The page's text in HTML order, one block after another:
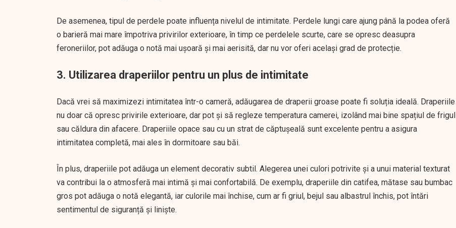
De asemenea, tipul de perdele poate influența nivelul de intimitate. Perdele lungi care ajung până la podea oferă
o barieră mai mare împotriva privirilor exterioare, în timp ce perdelele scurte, care se opresc deasupra
feroneriilor, pot adăuga o notă mai ușoară și mai aerisită, dar nu vor oferi același grad de protecție.
3. Utilizarea draperiilor pentru un plus de intimitate
Dacă vrei să maximizezi intimitatea într-o cameră, adăugarea de draperii groase poate fi soluția ideală. Draperiile
nu doar că opresc privirile exterioare, dar pot și să regleze temperatura camerei, izolând mai bine spațiul de frigul
sau căldura din afacere. Draperiile opace sau cu un strat de căptușeală sunt excelente pentru a asigura
intimitatea completă, mai ales în dormitoare sau băi.
În plus, draperiile pot adăuga un element decorativ subtil. Alegerea unei culori potrivite și a unui material texturat
va contribui la o atmosferă mai intimă și mai confortabilă. De exemplu, draperiile din catifea, mătase sau bumbac
gros pot adăuga o notă elegantă, iar culorile mai închise, cum ar fi griul, bejul sau albastrul închis, pot întări
sentimentul de siguranță și liniște.